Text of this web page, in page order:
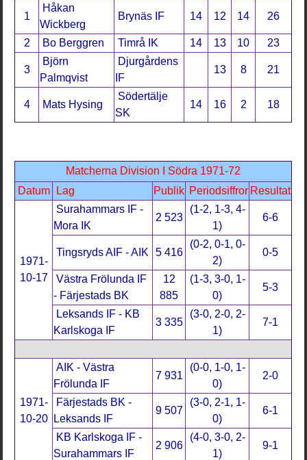
1
Håkan
Wickberg
Brynäs IF 14 12 14 26
2 Bo Berggren Timrå IK 14 13 10 23
3
Björn
Palmqvist
Djurgårdens
IF
13 8 21
4 Mats Hysing
Södertälje
SK
14 16 2 18
Matcherna Division I Södra 1971-72
Datum
Lag Publik Periodsiffror Resultat
1971-
10-17
Surahammars IF -
Mora IK
2 523
(1-2, 1-3, 4-
1)
6-6
Tingsryds AIF - AIK 5 416
(0-2, 0-1, 0-
2)
0-5
Västra Frölunda IF
- Färjestads BK
12
885
(1-3, 3-0, 1-
0)
5-3
Leksands IF - KB
Karlskoga IF
3 335
(3-0, 2-0, 2-
1)
7-1
1971-
10-20
AIK - Västra
Frölunda IF
7 931
(0-0, 1-0, 1-
0)
2-0
Färjestads BK -
Leksands IF
9 507
(3-0, 2-1, 1-
0)
6-1
KB Karlskoga IF -
Surahammars IF
2 906
(4-0, 3-0, 2-
1)
9-1